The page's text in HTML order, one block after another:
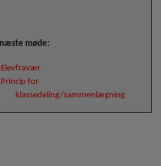
møde:
Elevfravær
Princip for
klassedeling/sammenlægning